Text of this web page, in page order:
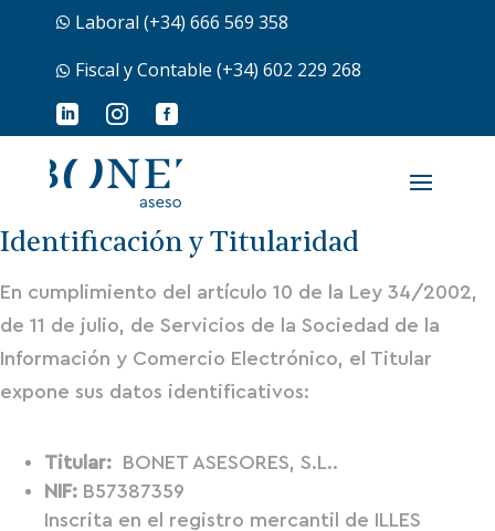
 Laboral (+34) 666 569 358
 Fiscal y Contable (+34) 602 229 268
  
Identificación y Titularidad
En cumplimiento del artículo 10 de la Ley 34/2002,
de 11 de julio, de Servicios de la Sociedad de la
Información y Comercio Electrónico, el Titular
expone sus datos identificativos:
Titular: BONET ASESORES, S.L..
NIF: B57387359
Inscrita en el registro mercantil de ILLES